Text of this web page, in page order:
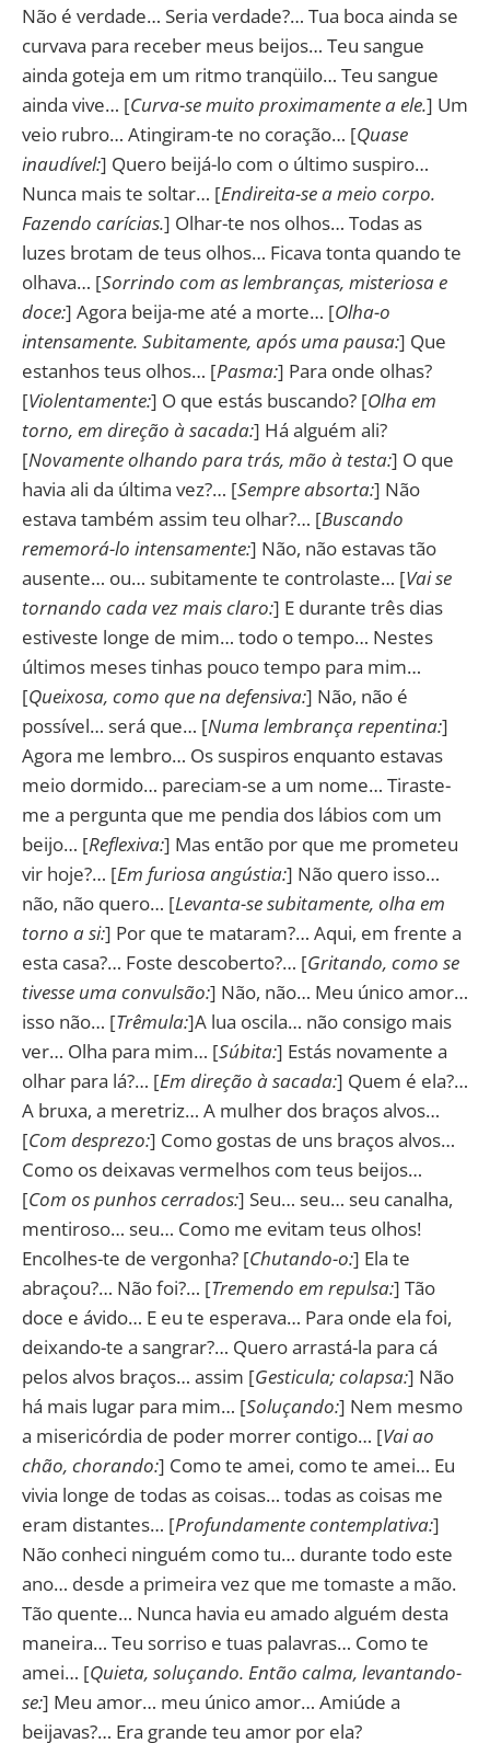
Não é verdade… Seria verdade?… Tua boca ainda se
curvava para receber meus beijos… Teu sangue
ainda goteja em um ritmo tranqüilo… Teu sangue
ainda vive… [Curva-se muito proximamente a ele.] Um
veio rubro… Atingiram-te no coração… [Quase
inaudível:] Quero beijá-lo com o último suspiro…
Nunca mais te soltar… [Endireita-se a meio corpo.
Fazendo carícias.] Olhar-te nos olhos… Todas as
luzes brotam de teus olhos… Ficava tonta quando te
olhava… [Sorrindo com as lembranças, misteriosa e
doce:] Agora beija-me até a morte… [Olha-o
intensamente. Subitamente, após uma pausa:] Que
estanhos teus olhos… [Pasma:] Para onde olhas?
[Violentamente:] O que estás buscando? [Olha em
torno, em direção à sacada:] Há alguém ali?
[Novamente olhando para trás, mão à testa:] O que
havia ali da última vez?… [Sempre absorta:] Não
estava também assim teu olhar?… [Buscando
rememorá-lo intensamente:] Não, não estavas tão
ausente… ou… subitamente te controlaste… [Vai se
tornando cada vez mais claro:] E durante três dias
estiveste longe de mim… todo o tempo… Nestes
últimos meses tinhas pouco tempo para mim…
[Queixosa, como que na defensiva:] Não, não é
possível… será que… [Numa lembrança repentina:]
Agora me lembro… Os suspiros enquanto estavas
meio dormido… pareciam-se a um nome… Tiraste-
me a pergunta que me pendia dos lábios com um
beijo… [Reflexiva:] Mas então por que me prometeu
vir hoje?… [Em furiosa angústia:] Não quero isso…
não, não quero… [Levanta-se subitamente, olha em
torno a si:] Por que te mataram?… Aqui, em frente a
esta casa?… Foste descoberto?… [Gritando, como se
tivesse uma convulsão:] Não, não… Meu único amor…
isso não… [Trêmula:]A lua oscila… não consigo mais
ver… Olha para mim… [Súbita:] Estás novamente a
olhar para lá?… [Em direção à sacada:] Quem é ela?…
A bruxa, a meretriz… A mulher dos braços alvos…
[Com desprezo:] Como gostas de uns braços alvos…
Como os deixavas vermelhos com teus beijos…
[Com os punhos cerrados:] Seu… seu… seu canalha,
mentiroso… seu… Como me evitam teus olhos!
Encolhes-te de vergonha? [Chutando-o:] Ela te
abraçou?… Não foi?… [Tremendo em repulsa:] Tão
doce e ávido… E eu te esperava… Para onde ela foi,
deixando-te a sangrar?… Quero arrastá-la para cá
pelos alvos braços… assim [Gesticula; colapsa:] Não
há mais lugar para mim… [Soluçando:] Nem mesmo
a misericórdia de poder morrer contigo… [Vai ao
chão, chorando:] Como te amei, como te amei… Eu
vivia longe de todas as coisas… todas as coisas me
eram distantes… [Profundamente contemplativa:]
Não conheci ninguém como tu… durante todo este
ano… desde a primeira vez que me tomaste a mão.
Tão quente… Nunca havia eu amado alguém desta
maneira… Teu sorriso e tuas palavras… Como te
amei… [Quieta, soluçando. Então calma, levantando-
se:] Meu amor… meu único amor… Amiúde a
beijavas?… Era grande teu amor por ela?